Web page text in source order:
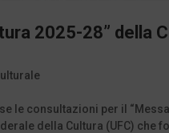
2025-28” della
le consultazioni per il
della Cultura (UFC) che